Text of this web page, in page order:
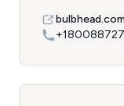
bulbhead.com